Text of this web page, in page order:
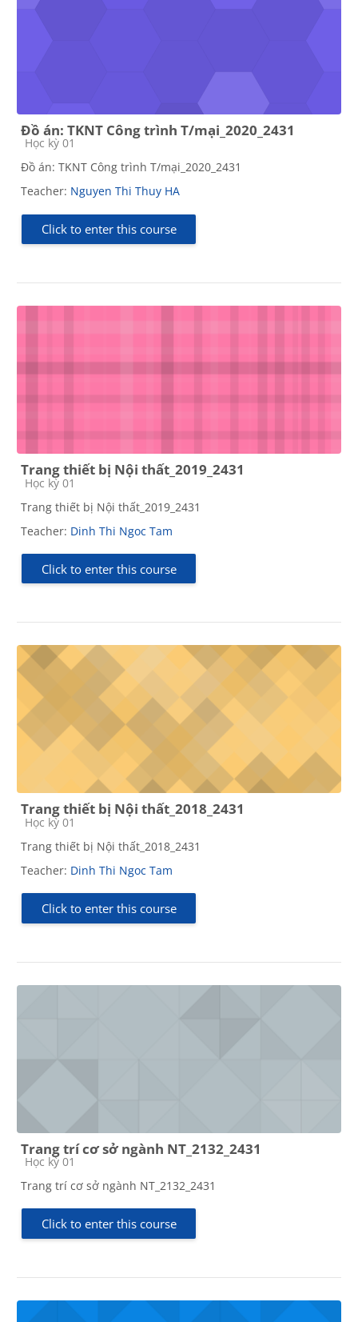
Đồ án: TKNT Công trình T/mại_2020_2431
Course category
Học kỳ 01
Đồ án: TKNT Công trình T/mại_2020_2431
Teacher: Nguyen Thi Thuy HA
Click to enter this course
Trang thiết bị Nội thất_2019_2431
Course category
Học kỳ 01
Trang thiết bị Nội thất_2019_2431
Teacher: Dinh Thi Ngoc Tam
Click to enter this course
Trang thiết bị Nội thất_2018_2431
Course category
Học kỳ 01
Trang thiết bị Nội thất_2018_2431
Teacher: Dinh Thi Ngoc Tam
Click to enter this course
Trang trí cơ sở ngành NT_2132_2431
Course category
Học kỳ 01
Trang trí cơ sở ngành NT_2132_2431
Click to enter this course